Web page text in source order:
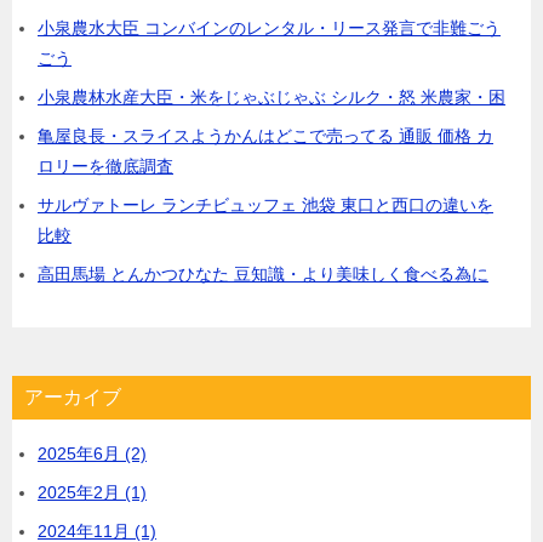
小泉農水大臣 コンバインのレンタル・リース発言で非難ごう
ごう
小泉農林水産大臣・米をじゃぶじゃぶ シルク・怒 米農家・困
亀屋良長・スライスようかんはどこで売ってる 通販 価格 カ
ロリーを徹底調査
サルヴァトーレ ランチビュッフェ 池袋 東口と西口の違いを
比較
高田馬場 とんかつひなた 豆知識・より美味しく食べる為に
アーカイブ
2025年6月 (2)
2025年2月 (1)
2024年11月 (1)